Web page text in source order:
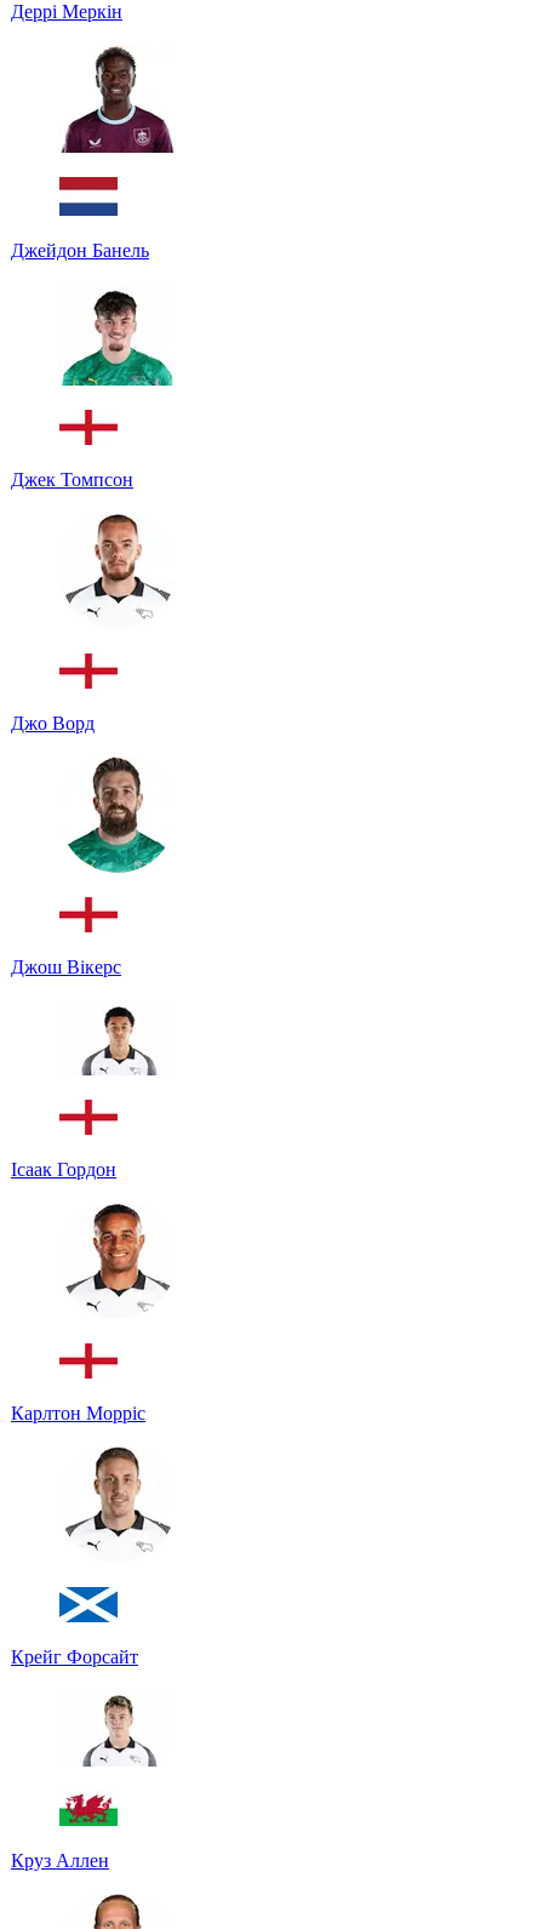
Деррі Меркін
Джейдон Банель
Джек Томпсон
Джо Ворд
Джош Вікерс
Ісаак Гордон
Карлтон Морріс
Крейг Форсайт
Круз Аллен